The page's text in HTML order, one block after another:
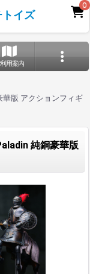
イズ
0
用案内
華版 アクションフィギ
純銅豪華版